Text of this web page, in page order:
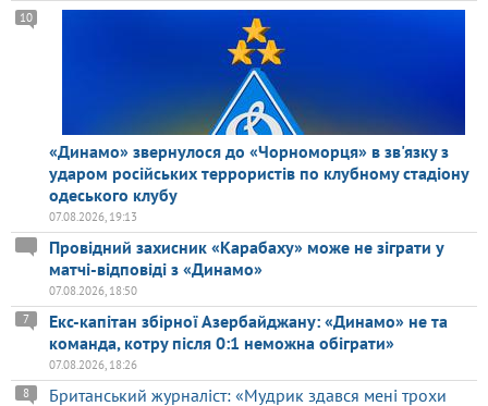
«Динамо» звернулося до «Чорноморця» в зв'язку з
ударом російських террористів по клубному стадіону
одеського клубу
10
07.08.2026, 19:13
Провідний захисник «Карабаху» може не зіграти у
матчі-відповіді з «Динамо»
07.08.2026, 18:50
Екс-капітан збірної Азербайджану: «Динамо» не та
команда, котру після 0:1 неможна обіграти»
7
07.08.2026, 18:26
Британський журналіст: «Мудрик здався мені трохи
8